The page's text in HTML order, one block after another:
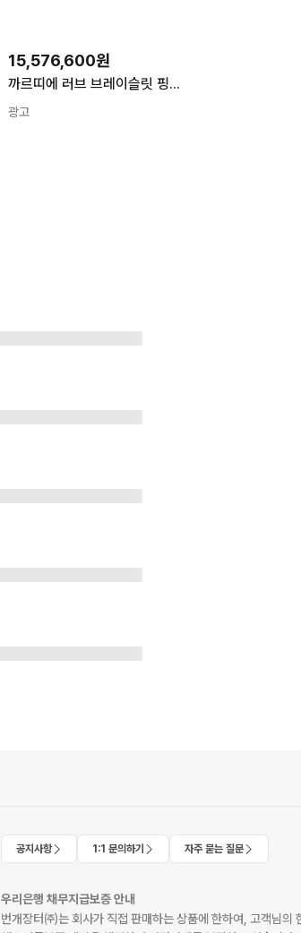
15,576,600원
까르띠에 러브 브레이슬릿 핑크골드 19호 B6081417 미디움 핑크 골드 155678578
광고
공지사항 1:1 문의하기 자주 묻는 질문
우리은행 채무지급보증 안내
번개장터㈜는 회사가 직접 판매하는 상품에 한하여, 고객님의